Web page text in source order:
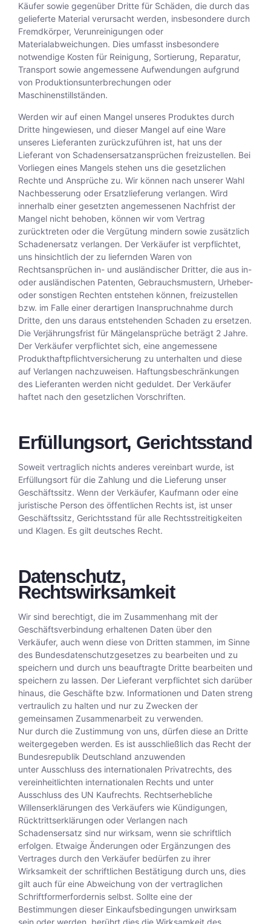
Käufer sowie gegenüber Dritte für Schäden, die durch das
gelieferte Material verursacht werden, insbesondere durch
Fremdkörper, Verunreinigungen oder
Materialabweichungen. Dies umfasst insbesondere
notwendige Kosten für Reinigung, Sortierung, Reparatur,
Transport sowie angemessene Aufwendungen aufgrund
von Produktionsunterbrechungen oder
Maschinenstillständen.
Werden wir auf einen Mangel unseres Produktes durch
Dritte hingewiesen, und dieser Mangel auf eine Ware
unseres Lieferanten zurückzuführen ist, hat uns der
Lieferant von Schadensersatzansprüchen freizustellen. Bei
Vorliegen eines Mangels stehen uns die gesetzlichen
Rechte und Ansprüche zu. Wir können nach unserer Wahl
Nachbesserung oder Ersatzlieferung verlangen. Wird
innerhalb einer gesetzten angemessenen Nachfrist der
Mangel nicht behoben, können wir vom Vertrag
zurücktreten oder die Vergütung mindern sowie zusätzlich
Schadenersatz verlangen. Der Verkäufer ist verpflichtet,
uns hinsichtlich der zu liefernden Waren von
Rechtsansprüchen in- und ausländischer Dritter, die aus in-
oder ausländischen Patenten, Gebrauchsmustern, Urheber-
oder sonstigen Rechten entstehen können, freizustellen
bzw. im Falle einer derartigen Inanspruchnahme durch
Dritte, den uns daraus entstehenden Schaden zu ersetzen.
Die Verjährungsfrist für Mängelansprüche beträgt 2 Jahre.
Der Verkäufer verpflichtet sich, eine angemessene
Produkthaftpflichtversicherung zu unterhalten und diese
auf Verlangen nachzuweisen. Haftungsbeschränkungen
des Lieferanten werden nicht geduldet. Der Verkäufer
haftet nach den gesetzlichen Vorschriften.
Erfüllungsort, Gerichtsstand
Soweit vertraglich nichts anderes vereinbart wurde, ist
Erfüllungsort für die Zahlung und die Lieferung unser
Geschäftssitz. Wenn der Verkäufer, Kaufmann oder eine
juristische Person des öffentlichen Rechts ist, ist unser
Geschäftssitz, Gerichtsstand für alle Rechtsstreitigkeiten
und Klagen. Es gilt deutsches Recht.
Datenschutz,
Rechtswirksamkeit
Wir sind berechtigt, die im Zusammenhang mit der
Geschäftsverbindung erhaltenen Daten über den
Verkäufer, auch wenn diese von Dritten stammen, im Sinne
des Bundesdatenschutzgesetzes zu bearbeiten und zu
speichern und durch uns beauftragte Dritte bearbeiten und
speichern zu lassen. Der Lieferant verpflichtet sich darüber
hinaus, die Geschäfte bzw. Informationen und Daten streng
vertraulich zu halten und nur zu Zwecken der
gemeinsamen Zusammenarbeit zu verwenden.
Nur durch die Zustimmung von uns, dürfen diese an Dritte
weitergegeben werden. Es ist ausschließlich das Recht der
Bundesrepublik Deutschland anzuwenden
unter Ausschluss des internationalen Privatrechts, des
vereinheitlichten internationalen Rechts und unter
Ausschluss des UN Kaufrechts. Rechtserhebliche
Willenserklärungen des Verkäufers wie Kündigungen,
Rücktrittserklärungen oder Verlangen nach
Schadensersatz sind nur wirksam, wenn sie schriftlich
erfolgen. Etwaige Änderungen oder Ergänzungen des
Vertrages durch den Verkäufer bedürfen zu ihrer
Wirksamkeit der schriftlichen Bestätigung durch uns, dies
gilt auch für eine Abweichung von der vertraglichen
Schriftformerfordernis selbst. Sollte eine der
Bestimmungen dieser Einkaufsbedingungen unwirksam